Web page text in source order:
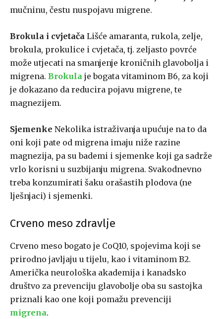
mučninu, čestu nuspojavu migrene.
Brokula i cvjetača Lišće amaranta, rukola, zelje,
brokula, prokulice i cvjetača, tj. zeljasto povrće
može utjecati na smanjenje kroničnih glavobolja i
migrena. Brokula je bogata vitaminom B6, za koji
je dokazano da reducira pojavu migrene, te
magnezijem.
Sjemenke Nekolika istraživanja upućuje na to da
oni koji pate od migrena imaju niže razine
magnezija, pa su bademi i sjemenke koji ga sadrže
vrlo korisni u suzbijanju migrena. Svakodnevno
treba konzumirati šaku orašastih plodova (ne
lješnjaci) i sjemenki.
Crveno meso zdravlje
Crveno meso bogato je CoQ10, spojevima koji se
prirodno javljaju u tijelu, kao i vitaminom B2.
Američka neurološka akademija i kanadsko
društvo za prevenciju glavobolje oba su sastojka
priznali kao one koji pomažu prevenciji
migrena.